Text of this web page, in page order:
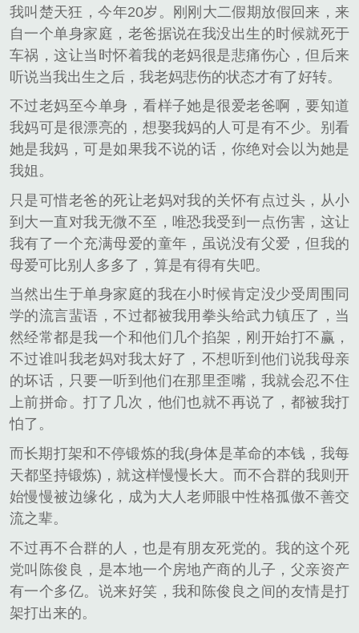
我叫楚天狂，今年20岁。刚刚大二假期放假回来，来
自一个单身家庭，老爸据说在我没出生的时候就死于
车祸，这让当时怀着我的老妈很是悲痛伤心，但后来
听说当我出生之后，我老妈悲伤的状态才有了好转。
不过老妈至今单身，看样子她是很爱老爸啊，要知道
我妈可是很漂亮的，想娶我妈的人可是有不少。别看
她是我妈，可是如果我不说的话，你绝对会以为她是
我姐。
只是可惜老爸的死让老妈对我的关怀有点过头，从小
到大一直对我无微不至，唯恐我受到一点伤害，这让
我有了一个充满母爱的童年，虽说没有父爱，但我的
母爱可比别人多多了，算是有得有失吧。
当然出生于单身家庭的我在小时候肯定没少受周围同
学的流言蜚语，不过都被我用拳头给武力镇压了，当
然经常都是我一个和他们几个掐架，刚开始打不赢，
不过谁叫我老妈对我太好了，不想听到他们说我母亲
的坏话，只要一听到他们在那里歪嘴，我就会忍不住
上前拼命。打了几次，他们也就不再说了，都被我打
怕了。
而长期打架和不停锻炼的我(身体是革命的本钱，我每
天都坚持锻炼)，就这样慢慢长大。而不合群的我则开
始慢慢被边缘化，成为大人老师眼中性格孤傲不善交
流之辈。
不过再不合群的人，也是有朋友死党的。我的这个死
党叫陈俊良，是本地一个房地产商的儿子，父亲资产
有一个多亿。说来好笑，我和陈俊良之间的友情是打
架打出来的。